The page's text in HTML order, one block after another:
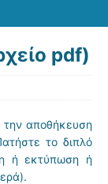
pdf)
αποθήκευση
το διπλό
ή εκτύπωση ή